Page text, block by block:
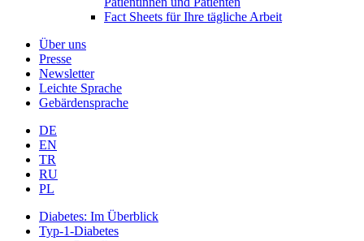
Fact Sheets für Ihre tägliche Arbeit
Über uns
Presse
Newsletter
Leichte Sprache
Gebärdensprache
DE
EN
TR
RU
PL
Diabetes: Im Überblick
Typ-1-Diabetes